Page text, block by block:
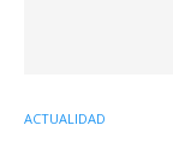
ACTUALIDAD